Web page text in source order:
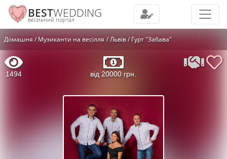
BESTWEDDING
весільний портал
Домашня Музиканти на весілля Львів Гурт "Забава"
1494 від 20000 грн.